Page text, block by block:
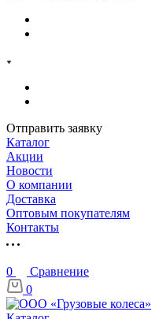
Отправить заявку
Каталог
Акции
Новости
О компании
Доставка
Оптовым покупателям
Контакты
0
Сравнение
0